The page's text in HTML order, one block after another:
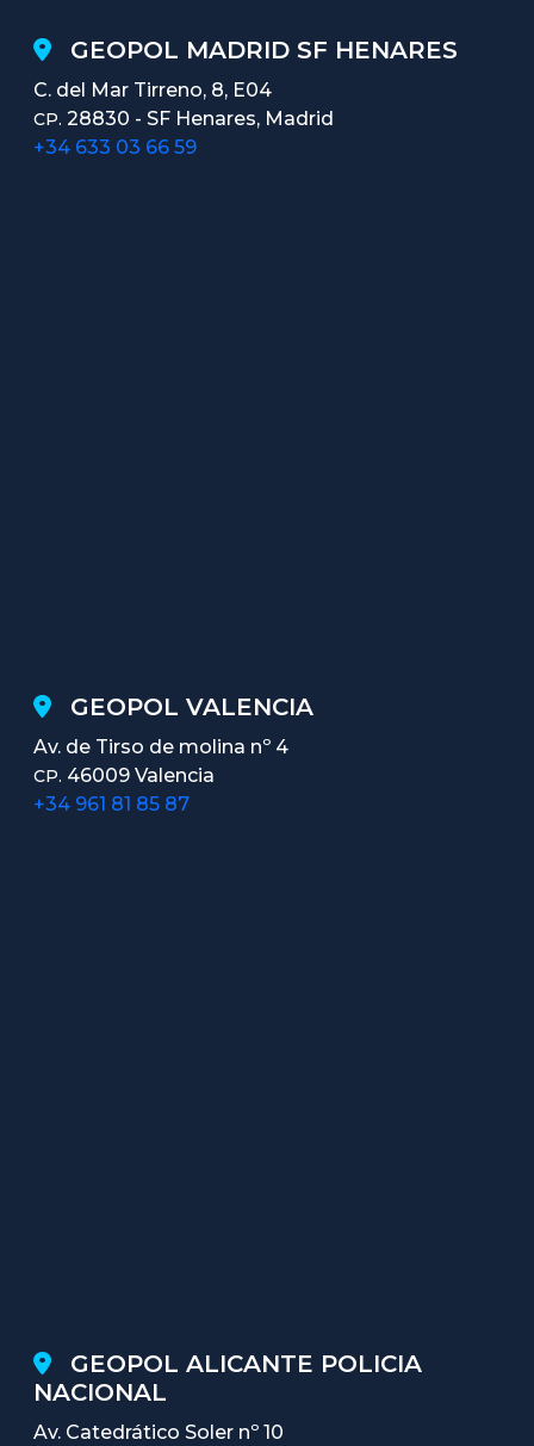
GEOPOL MADRID SF HENARES
C. del Mar Tirreno, 8, E04
CP. 28830 - SF Henares, Madrid
+34 633 03 66 59
GEOPOL VALENCIA
Av. de Tirso de molina nº 4
CP. 46009 Valencia
+34 961 81 85 87
GEOPOL ALICANTE POLICIA
NACIONAL
Av. Catedrático Soler nº 10